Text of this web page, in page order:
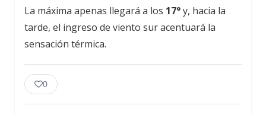
La máxima apenas llegará a los 17°y, hacia la
tarde, el ingreso de viento sur acentuará la
sensación térmica.
0